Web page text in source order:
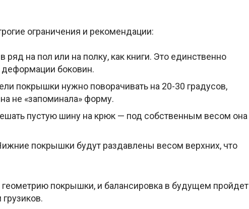
ограничения и рекомендации:
ряд на пол или на полку, как книги. Это единственно
боковин.
покрышки нужно поворачивать на 20-30 градусов,
не «запоминала» форму.
пустую шину на крюк — под собственным весом она
покрышки будут раздавлены весом верхних, что
геометрию покрышки, и балансировка в будущем пройдет